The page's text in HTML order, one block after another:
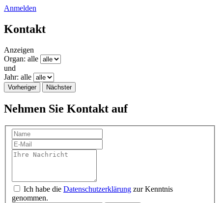
Anmelden
Kontakt
Anzeigen
Organ: alle
und
Jahr: alle
Vorheriger Nächster
Nehmen Sie Kontakt auf
Ich habe die Datenschutzerklärung zur Kenntnis
genommen.